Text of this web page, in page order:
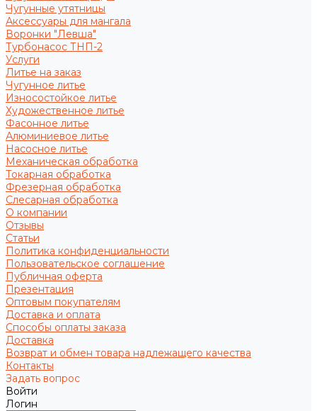
Чугунные утятницы
Аксессуары для мангала
Воронки "Левша"
Турбонасос ТНП-2
Услуги
Литье на заказ
Чугунное литье
Износостойкое литье
Художественное литье
Фасонное литье
Алюминиевое литье
Насосное литье
Механическая обработка
Токарная обработка
Фрезерная обработка
Слесарная обработка
О компании
Отзывы
Статьи
Политика конфиденциальности
Пользовательское соглашение
Публичная оферта
Презентация
Оптовым покупателям
Доставка и оплата
Способы оплаты заказа
Доставка
Возврат и обмен товара надлежащего качества
Контакты
Задать вопрос
Войти
Логин